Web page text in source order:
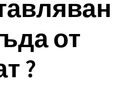
от
?